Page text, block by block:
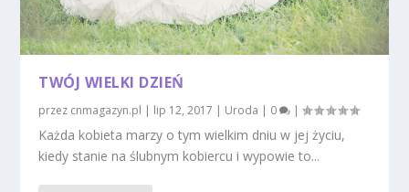
TWÓJ WIELKI DZIEŃ
przez cnmagazyn.pl | lip 12, 2017 | Uroda | 0 |
Każda kobieta marzy o tym wielkim dniu w jej życiu,
kiedy stanie na ślubnym kobiercu i wypowie to...